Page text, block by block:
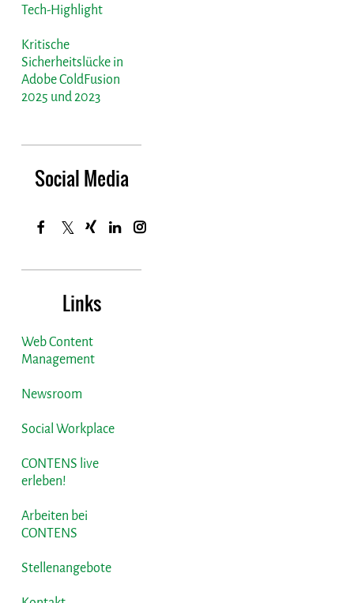
Tech-Highlight
Kritische
Sicherheitslücke in
Adobe ColdFusion
2025 und 2023
Social Media
Links
Web Content
Management
Newsroom
Social Workplace
CONTENS live
erleben!
Arbeiten bei
CONTENS
Stellenangebote